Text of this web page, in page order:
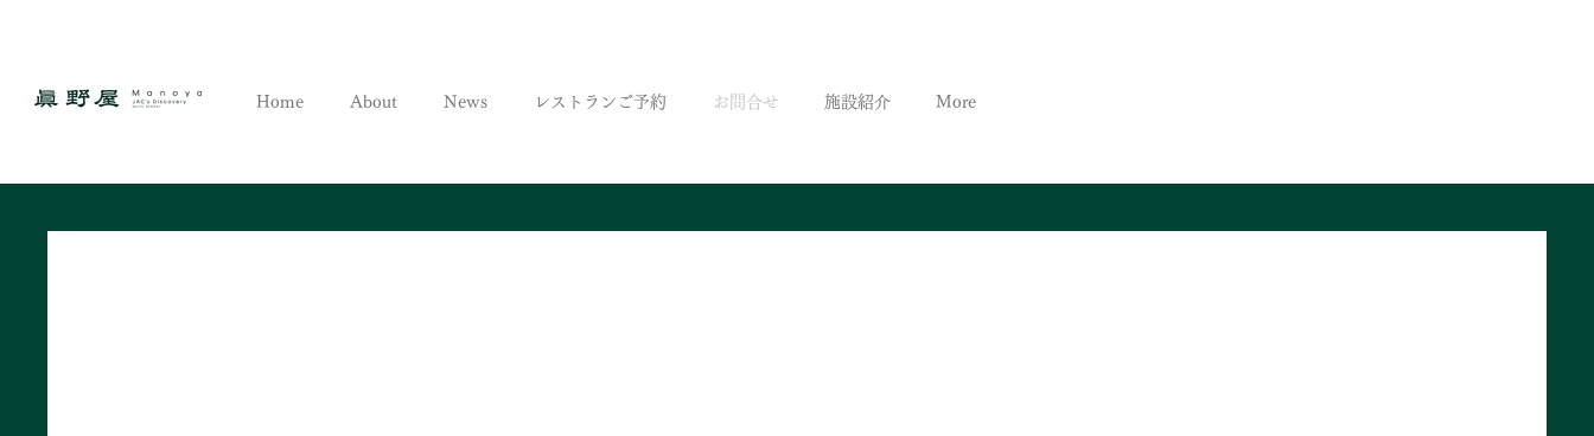
Home About News レストランご予約 お問合せ 施設紹介 More